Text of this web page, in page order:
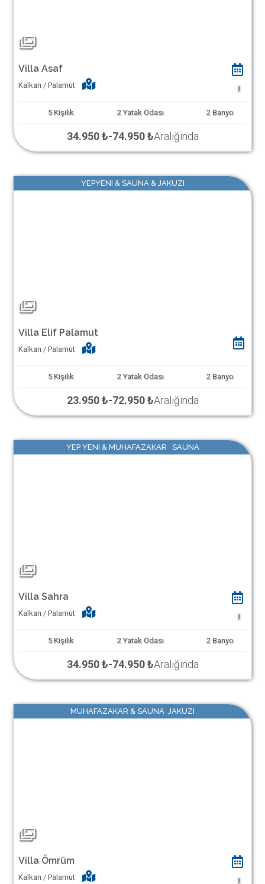
Villa Asaf
Kalkan / Palamut 1
5 Kişilik 2 Yatak Odası 2 Banyo
34.950 ₺-74.950 ₺Aralığında
YEPYENI & SAUNA & JAKUZI
Villa Elif Palamut
Kalkan / Palamut
5 Kişilik 2 Yatak Odası 2 Banyo
23.950 ₺-72.950 ₺Aralığında
YEP YENI & MUHAFAZAKAR SAUNA
Villa Sahra
Kalkan / Palamut 1
5 Kişilik 2 Yatak Odası 2 Banyo
34.950 ₺-74.950 ₺Aralığında
MUHAFAZAKAR & SAUNA JAKUZI
Villa Ömrüm
Kalkan / Palamut 1